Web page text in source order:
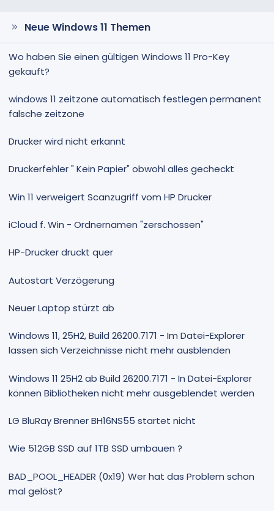
Neue Windows 11 Themen
Wo haben Sie einen gültigen Windows 11 Pro-Key
gekauft?
windows 11 zeitzone automatisch festlegen permanent
falsche zeitzone
Drucker wird nicht erkannt
Druckerfehler " Kein Papier" obwohl alles gecheckt
Win 11 verweigert Scanzugriff vom HP Drucker
iCloud f. Win - Ordnernamen "zerschossen"
HP-Drucker druckt quer
Autostart Verzögerung
Neuer Laptop stürzt ab
Windows 11, 25H2, Build 26200.7171 - Im Datei-Explorer
lassen sich Verzeichnisse nicht mehr ausblenden
Windows 11 25H2 ab Build 26200.7171 - In Datei-Explorer
können Bibliotheken nicht mehr ausgeblendet werden
LG BluRay Brenner BH16NS55 startet nicht
Wie 512GB SSD auf 1TB SSD umbauen ?
BAD_POOL_HEADER (0x19) Wer hat das Problem schon
mal gelöst?